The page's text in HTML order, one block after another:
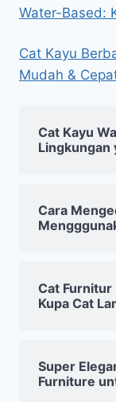
Water-Based:
Cat Kayu
Mudah &
Cat Kayu
Lingkungan
Cara
Cat Furnitur
Kupa Cat
Super
Furniture